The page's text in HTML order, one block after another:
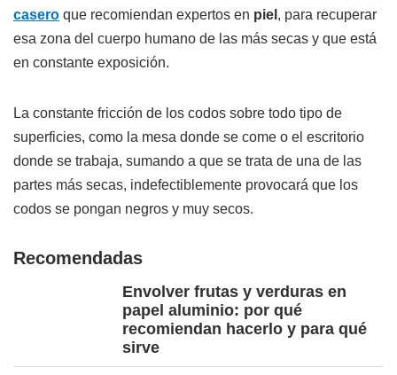
casero que recomiendan expertos en piel , para recuperar
esa zona del cuerpo humano de las más secas y que está
en constante exposición.
La constante fricción de los codos sobre todo tipo de
superficies, como la mesa donde se come o el escritorio
donde se trabaja, sumando a que se trata de una de las
partes más secas, indefectiblemente provocará que los
codos se pongan negros y muy secos.
Recomendadas
Envolver frutas y verduras en
papel aluminio: por qué
recomiendan hacerlo y para qué
sirve